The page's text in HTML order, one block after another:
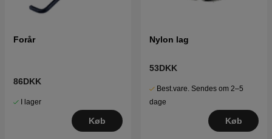
Forår
86DKK
I lager
Køb
Nylon lag
53DKK
Best.vare. Sendes om 2–5
dage
Køb